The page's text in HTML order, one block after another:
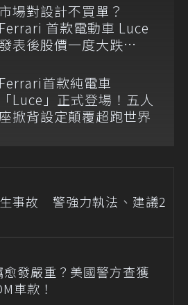
市場對設計不買單？
Ferrari 首款電動車 Luce
發表後股價一度大跌
Ferrari首款純電車
「Luce」正式登場！五人
座掀背設定顛覆超跑世界
事故 警強力執法、建議2
發嚴重？美國警方查獲
車款！